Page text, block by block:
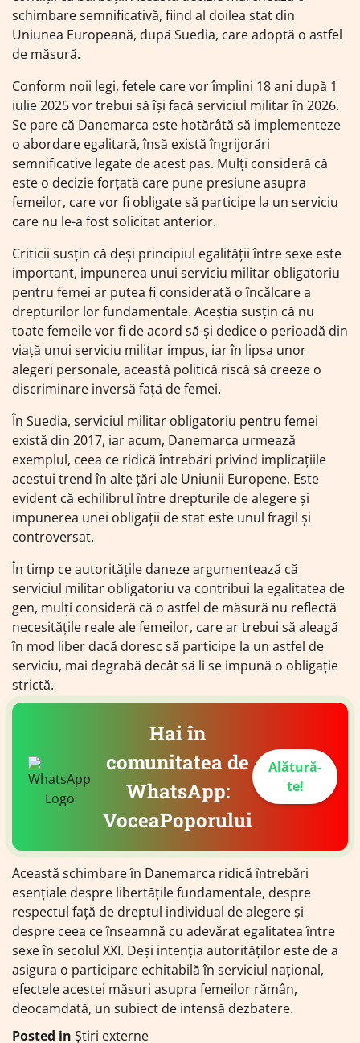
schimbare semnificativă, fiind al doilea stat din
Uniunea Europeană, după Suedia, care adoptă o astfel
de măsură.
Conform noii legi, fetele care vor împlini 18 ani după 1
iulie 2025 vor trebui să își facă serviciul militar în 2026.
Se pare că Danemarca este hotărâtă să implementeze
o abordare egalitară, însă există îngrijorări
semnificative legate de acest pas. Mulți consideră că
este o decizie forțată care pune presiune asupra
femeilor, care vor fi obligate să participe la un serviciu
care nu le-a fost solicitat anterior.
Criticii susțin că deși principiul egalității între sexe este
important, impunerea unui serviciu militar obligatoriu
pentru femei ar putea fi considerată o încălcare a
drepturilor lor fundamentale. Aceștia susțin că nu
toate femeile vor fi de acord să-și dedice o perioadă din
viață unui serviciu militar impus, iar în lipsa unor
alegeri personale, această politică riscă să creeze o
discriminare inversă față de femei.
În Suedia, serviciul militar obligatoriu pentru femei
există din 2017, iar acum, Danemarca urmează
exemplul, ceea ce ridică întrebări privind implicațiile
acestui trend în alte țări ale Uniunii Europene. Este
evident că echilibrul între drepturile de alegere și
impunerea unei obligații de stat este unul fragil și
controversat.
În timp ce autoritățile daneze argumentează că
serviciul militar obligatoriu va contribui la egalitatea de
gen, mulți consideră că o astfel de măsură nu reflectă
necesitățile reale ale femeilor, care ar trebui să aleagă
în mod liber dacă doresc să participe la un astfel de
serviciu, mai degrabă decât să li se impună o obligație
strictă.
Hai în
comunitatea de
WhatsApp:
VoceaPoporului
Alătură-
te!
Această schimbare în Danemarca ridică întrebări
esențiale despre libertățile fundamentale, despre
respectul față de dreptul individual de alegere și
despre ceea ce înseamnă cu adevărat egalitatea între
sexe în secolul XXI. Deși intenția autorităților este de a
asigura o participare echitabilă în serviciul național,
efectele acestei măsuri asupra femeilor rămân,
deocamdată, un subiect de intensă dezbatere.
Posted in Știri externe